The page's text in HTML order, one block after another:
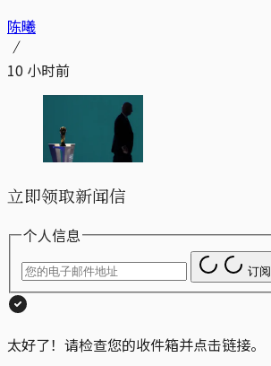
陈曦
10 小时前
立即领取新闻信
个人信息
订阅
太好了！请检查您的收件箱并点击链接。